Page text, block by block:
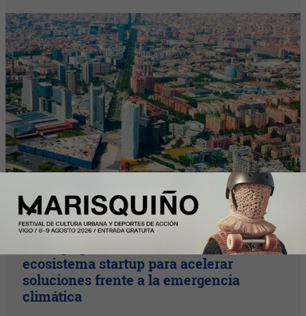
InfoStartUps
Startups por el Clima moviliza al
ecosistema startup para acelerar
soluciones frente a la emergencia
climática